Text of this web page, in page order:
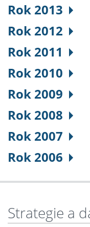
Rok 2013
Rok 2012
Rok 2011
Rok 2010
Rok 2009
Rok 2008
Rok 2007
Rok 2006
Strategie a